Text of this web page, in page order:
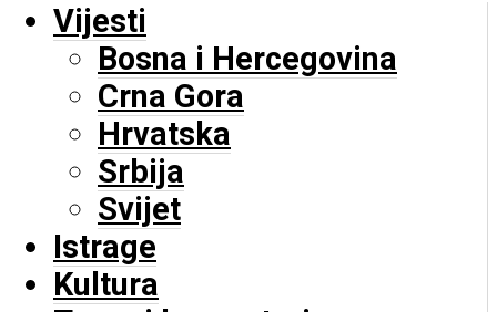
Vijesti
Bosna i Hercegovina
Crna Gora
Hrvatska
Srbija
Svijet
Istrage
Kultura